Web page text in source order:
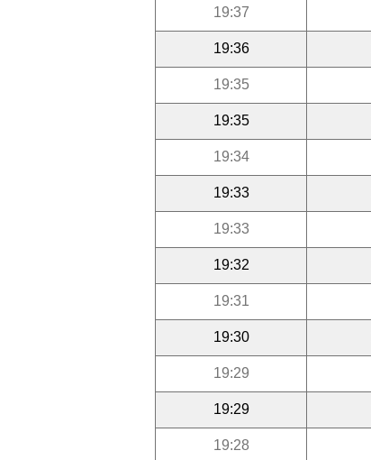
19:37
19:36
19:35
19:35
19:34
19:33
19:33
19:32
19:31
19:30
19:29
19:29
19:28